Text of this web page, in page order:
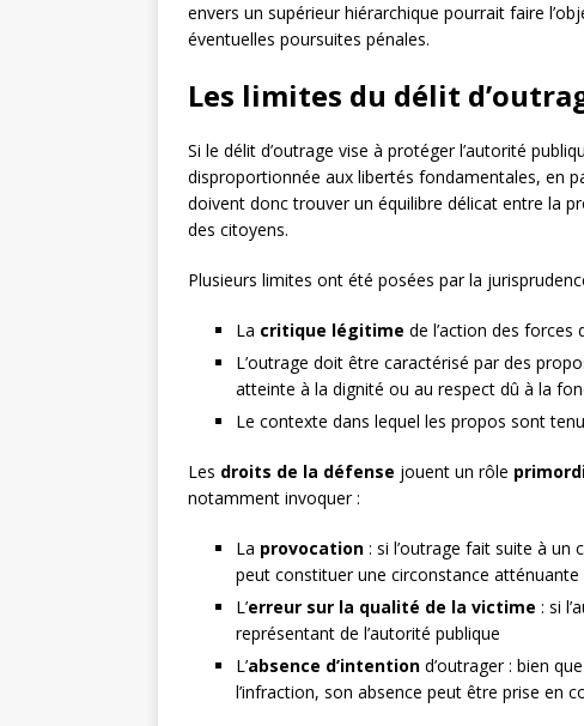
envers un supérieur hiérarchique pourrait faire
éventuelles poursuites pénales.
Les limites du délit
Si le délit d’outrage vise à protéger l’autorité
disproportionnée aux libertés fondamentales, en
doivent donc trouver un équilibre délicat entre la
des citoyens.
Plusieurs limites ont été posées par la
La critique légitime de l’action des forces
L’outrage doit être caractérisé par des
atteinte à la dignité ou au respect dû à la
Le contexte dans lequel les propos sont
Les droits de la défense jouent un rôle
notamment invoquer :
La provocation : si l’outrage fait suite à un
peut constituer une circonstance atténuante
L’erreur sur la qualité de la victime : si
représentant de l’autorité publique
L’absence d’intention d’outrager : bien
l’infraction, son absence peut être prise en